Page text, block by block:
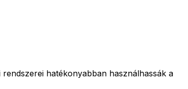
hatékonyabban használhassák a